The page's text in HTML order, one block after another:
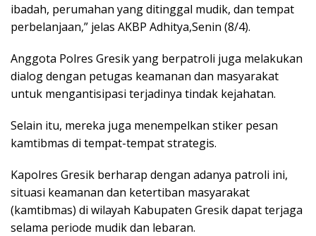
ibadah, perumahan yang ditinggal mudik, dan tempat
perbelanjaan,” jelas AKBP Adhitya,Senin (8/4).
Anggota Polres Gresik yang berpatroli juga melakukan
dialog dengan petugas keamanan dan masyarakat
untuk mengantisipasi terjadinya tindak kejahatan.
Selain itu, mereka juga menempelkan stiker pesan
kamtibmas di tempat-tempat strategis.
Kapolres Gresik berharap dengan adanya patroli ini,
situasi keamanan dan ketertiban masyarakat
(kamtibmas) di wilayah Kabupaten Gresik dapat terjaga
selama periode mudik dan lebaran.